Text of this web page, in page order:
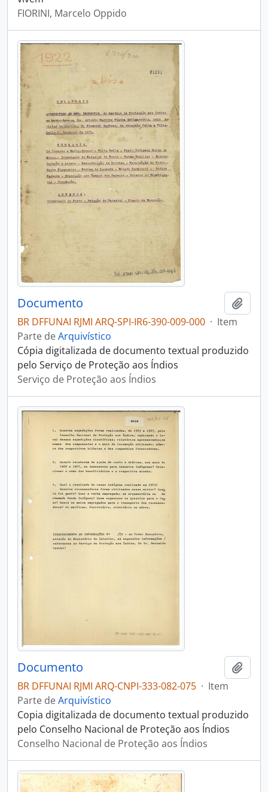
FIORINI, Marcelo Oppido
Documento
BR DFFUNAI RJMI ARQ-SPI-IR6-390-009-000 · Item
Parte deArquivístico
Cópia digitalizada de documento textual produzido
pelo Serviço de Proteção aos Índios
Serviço de Proteção aos Índios
Documento
BR DFFUNAI RJMI ARQ-CNPI-333-082-075 · Item
Parte deArquivístico
Copia digitalizada de documento textual produzido
pelo Conselho Nacional de Proteção aos Índios
Conselho Nacional de Proteção aos Índios